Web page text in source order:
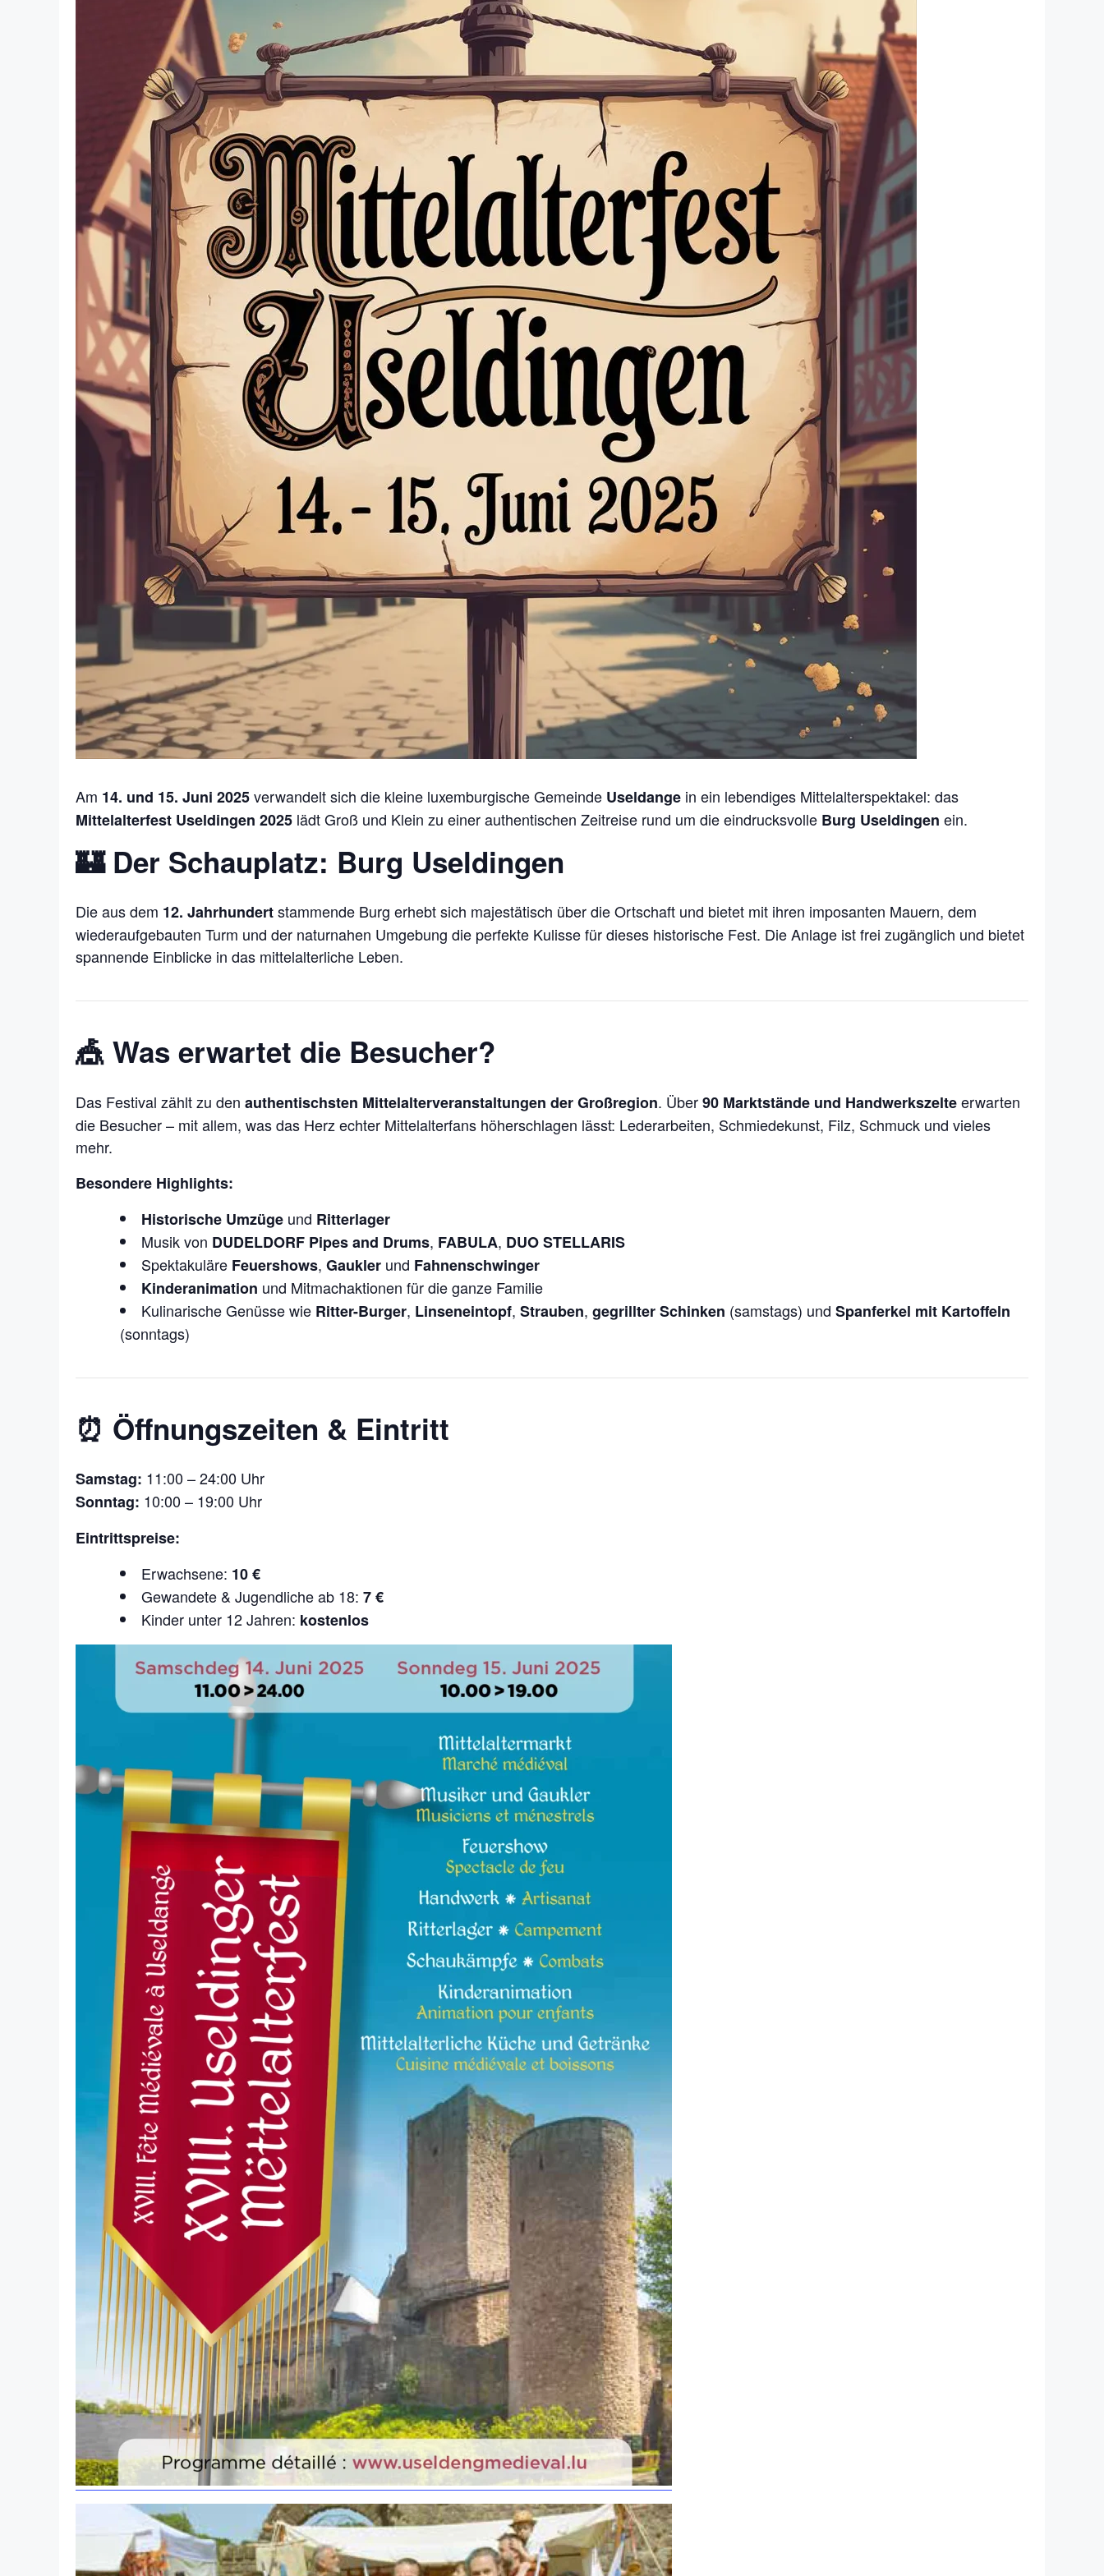
Am 14. und 15. Juni 2025verwandelt sich die kleine luxemburgische Gemeinde Useldange in ein lebendiges Mittelalterspektakel: das
Mittelalterfest Useldingen 2025 lädt Groß und Klein zu einer authentischen Zeitreise rund um die eindrucksvolle Burg Useldingen ein.
🏰 Der Schauplatz: Burg Useldingen
Die aus dem 12. Jahrhundertstammende Burg erhebt sich majestätisch über die Ortschaft und bietet mit ihren imposanten Mauern, dem
wiederaufgebauten Turm und der naturnahen Umgebung die perfekte Kulisse für dieses historische Fest. Die Anlage ist frei zugänglich und bietet
spannende Einblicke in das mittelalterliche Leben.
🎪 Was erwartet die Besucher?
Das Festival zählt zu den authentischsten Mittelalterveranstaltungen der Großregion. Über90 Marktstände und Handwerkszelteerwarten
die Besucher – mit allem, was das Herz echter Mittelalterfans höherschlagen lässt: Lederarbeiten, Schmiedekunst, Filz, Schmuck und vieles
mehr.
Besondere Highlights:
Historische Umzüge und Ritterlager
Musik von DUDELDORF Pipes and Drums, FABULA, DUO STELLARIS
Spektakuläre Feuershows, Gaukler und Fahnenschwinger
Kinderanimation und Mitmachaktionen für die ganze Familie
Kulinarische Genüsse wie Ritter-Burger, Linseneintopf, Strauben, gegrillter Schinken (samstags) und Spanferkel mit Kartoffeln
(sonntags)
⏰ Öffnungszeiten & Eintritt
Samstag: 11:00 – 24:00 Uhr
Sonntag: 10:00 – 19:00 Uhr
Eintrittspreise:
Erwachsene: 10 €
Gewandete & Jugendliche ab 18: 7 €
Kinder unter 12 Jahren: kostenlos